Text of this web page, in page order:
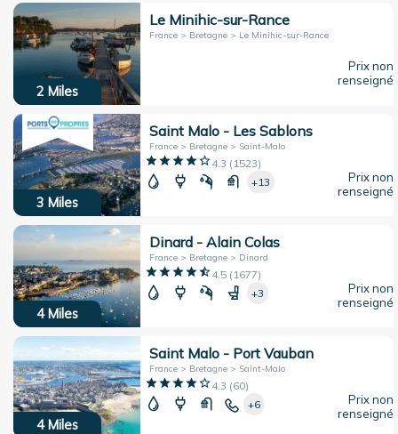
2 Miles
Le Minihic-sur-Rance
France > Bretagne > Le Minihic-sur-Rance
Prix non
renseigné
3 Miles
Saint Malo - Les Sablons
France > Bretagne > Saint-Malo
4.3 ( 1523)
+13
Prix non
renseigné
4 Miles
Dinard - Alain Colas
France > Bretagne > Dinard
4.5( 1677)
+3
Prix non
renseigné
4 Miles
Saint Malo - Port Vauban
France > Bretagne > Saint-Malo
4.3 (60)
+6
Prix non
renseigné